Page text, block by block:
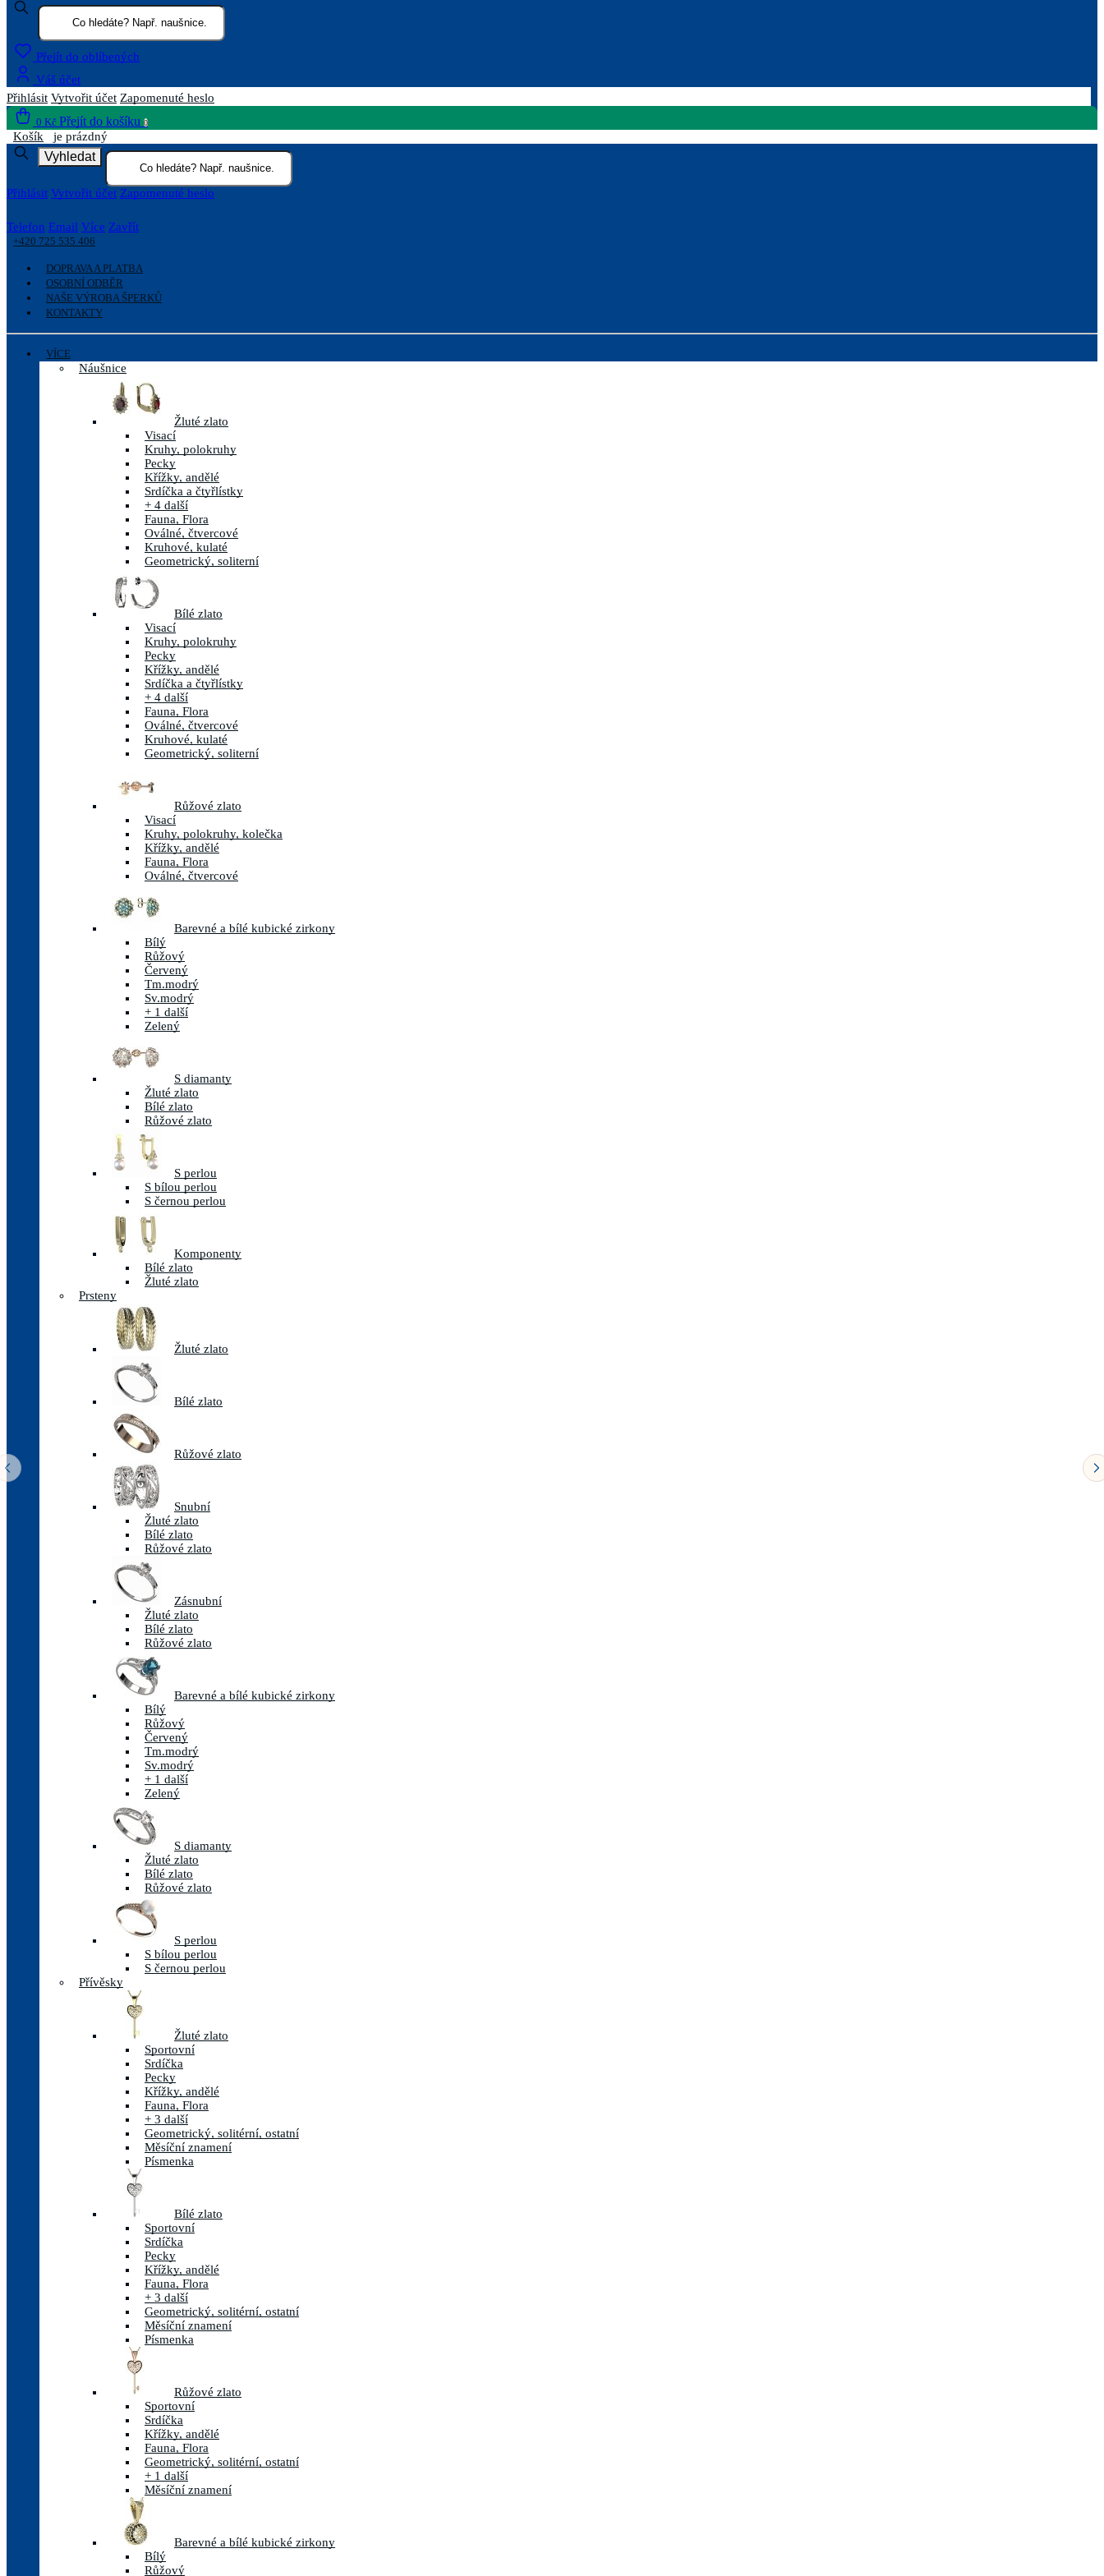
Přejít do oblíbených
Váš účet
Přihlásit Vytvořit účet Zapomenuté heslo
0 Kč Přejít do košíku 0
Košík je prázdný
Vyhledat
Přihlásit Vytvořit účet Zapomenuté heslo
Telefon Email Více Zavřít
+420 725 535 406
DOPRAVA A PLATBA
OSOBNÍ ODBĚR
NAŠE VÝROBA ŠPERKŮ
KONTAKTY
VÍCE
Náušnice
Žluté zlato
Visací
Kruhy, polokruhy
Pecky
Křížky, andělé
Srdíčka a čtyřlístky
+ 4 další
Fauna, Flora
Oválné, čtvercové
Kruhové, kulaté
Geometrický, soliterní
Bílé zlato
Visací
Kruhy, polokruhy
Pecky
Křížky, andělé
Srdíčka a čtyřlístky
+ 4 další
Fauna, Flora
Oválné, čtvercové
Kruhové, kulaté
Geometrický, soliterní
Růžové zlato
Visací
Kruhy, polokruhy, kolečka
Křížky, andělé
Fauna, Flora
Oválné, čtvercové
Barevné a bílé kubické zirkony
Bílý
Růžový
Červený
Tm.modrý
Sv.modrý
+ 1 další
Zelený
S diamanty
Žluté zlato
Bílé zlato
Růžové zlato
S perlou
S bílou perlou
S černou perlou
Komponenty
Bílé zlato
Žluté zlato
Prsteny
Žluté zlato
Bílé zlato
Růžové zlato
Snubní
Žluté zlato
Bílé zlato
Růžové zlato
Zásnubní
Žluté zlato
Bílé zlato
Růžové zlato
Barevné a bílé kubické zirkony
Bílý
Růžový
Červený
Tm.modrý
Sv.modrý
+ 1 další
Zelený
S diamanty
Žluté zlato
Bílé zlato
Růžové zlato
S perlou
S bílou perlou
S černou perlou
Přívěsky
Žluté zlato
Sportovní
Srdíčka
Pecky
Křížky, andělé
Fauna, Flora
+ 3 další
Geometrický, solitérní, ostatní
Měsíční znamení
Písmenka
Bílé zlato
Sportovní
Srdíčka
Pecky
Křížky, andělé
Fauna, Flora
+ 3 další
Geometrický, solitérní, ostatní
Měsíční znamení
Písmenka
Růžové zlato
Sportovní
Srdíčka
Křížky, andělé
Fauna, Flora
Geometrický, solitérní, ostatní
+ 1 další
Měsíční znamení
Barevné a bílé kubické zirkony
Bílý
Růžový